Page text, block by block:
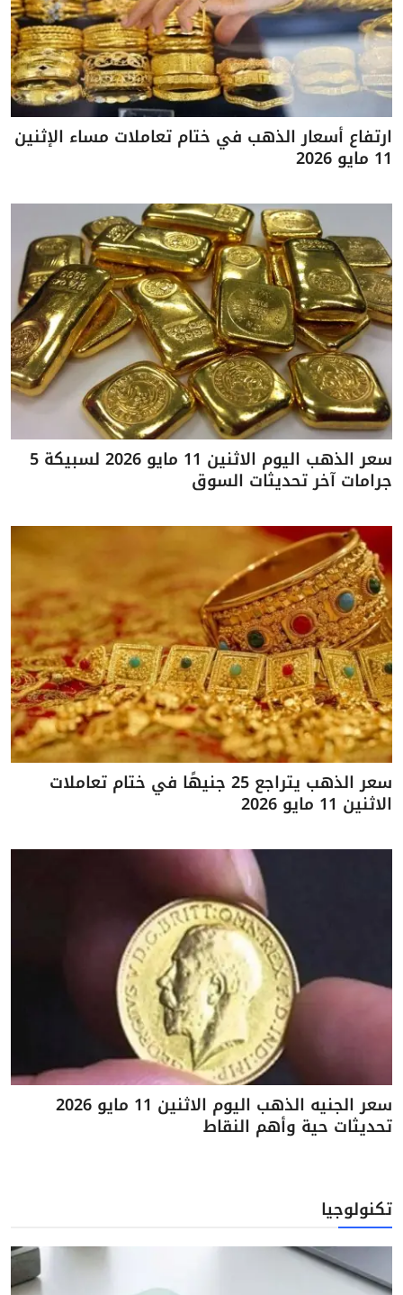
ارتفاع أسعار الذهب في ختام تعاملات مساء الإثنين
11 مايو 2026
سعر الذهب اليوم الاثنين 11 مايو 2026 لسبيكة 5
جرامات آخر تحديثات السوق
سعر الذهب يتراجع 25 جنيهًا في ختام تعاملات
الاثنين 11 مايو 2026
سعر الجنيه الذهب اليوم الاثنين 11 مايو 2026
تحديثات حية وأهم النقاط
تكنولوجيا